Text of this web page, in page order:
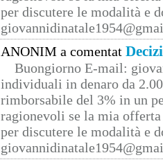
per discutere le modalità e
ANONIM a comentat
Buongiorno E-mail:
individuali in denaro da
rimborsabile del 3% in un
ragionevoli se la mia
per discutere le modalità e